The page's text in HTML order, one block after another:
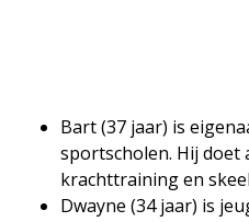
Bart (37 jaar) is
sportscholen. Hij doet
krachttraining en
Dwayne (34 jaar) is